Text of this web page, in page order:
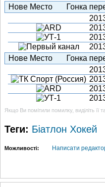
Нове Место
Гонка
Нове Место
Гонка
Якщо Ви помітили помилку, виділіть її
Теги: Біатлон Хокей
Можливості: Написати